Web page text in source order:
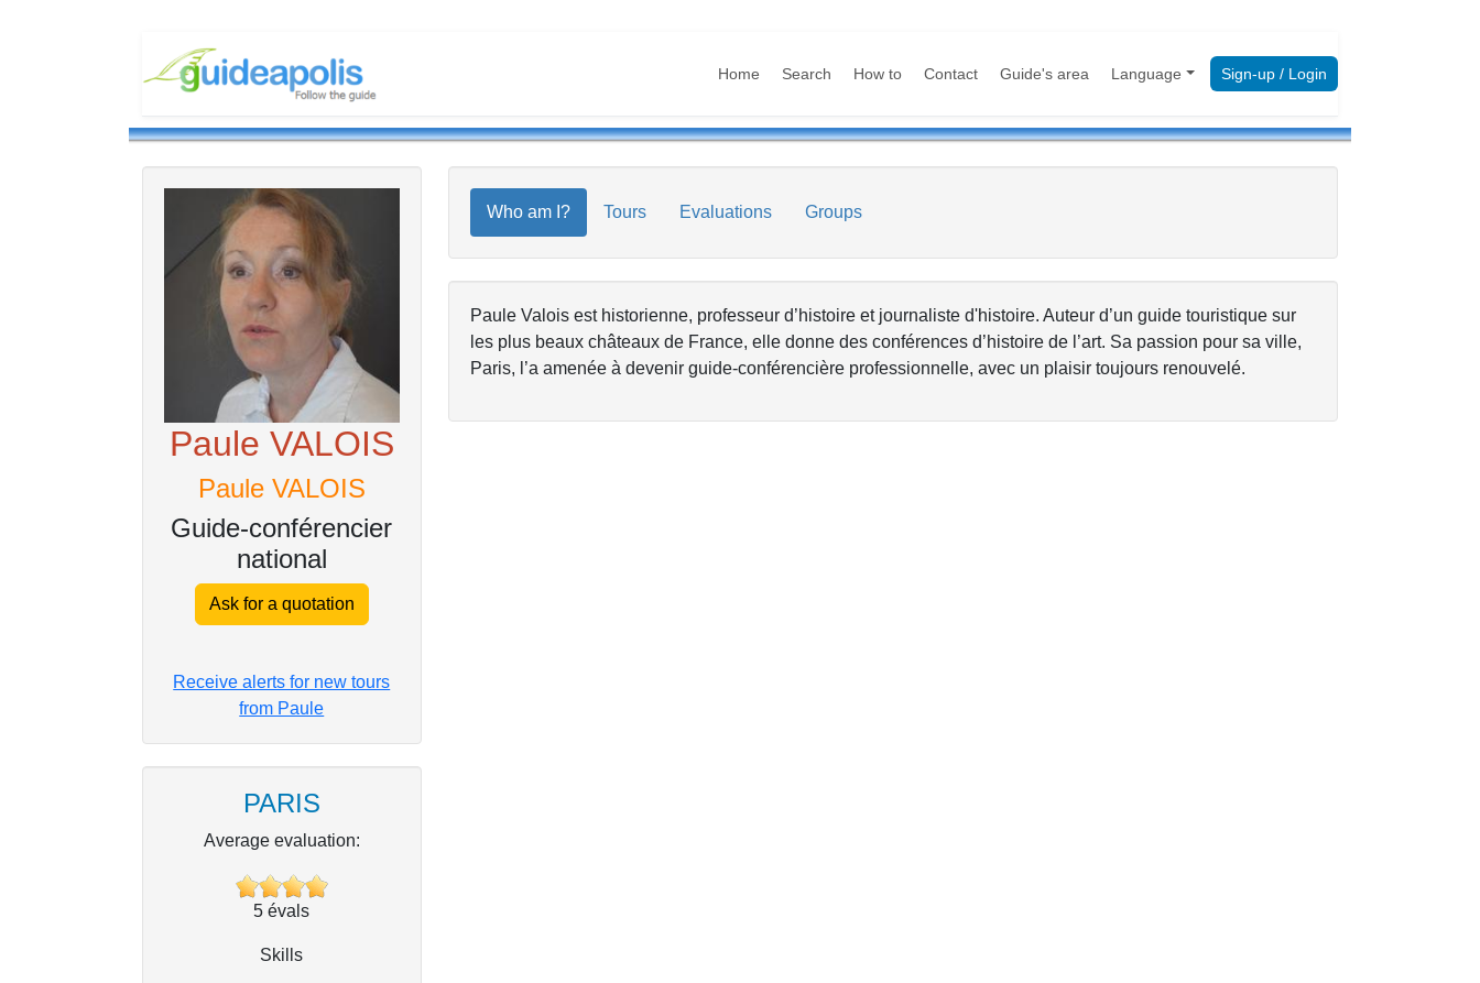
Home Search How to Contact Guide's area Language Sign-up / Login
Paule VALOIS
Paule VALOIS
Guide-conférencier
national
Ask for a quotation
Receive alerts for new tours
from Paule
PARIS
Average evaluation:
5 évals
Skills
Who am I? Tours Evaluations Groups
Paule Valois est historienne, professeur d’histoire et journaliste d'histoire. Auteur d’un guide touristique sur
les plus beaux châteaux de France, elle donne des conférences d’histoire de l’art. Sa passion pour sa ville,
Paris, l’a amenée à devenir guide-conférencière professionnelle, avec un plaisir toujours renouvelé.